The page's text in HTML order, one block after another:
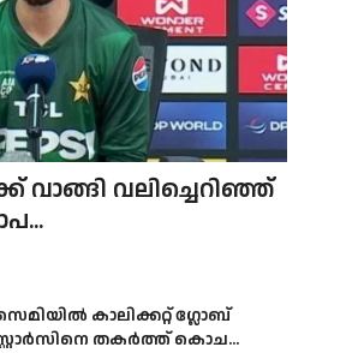
വാങ്ങി വലിച്ചെറിഞ്ഞ്
കാലിക്കറ്റ് ഗ്ലോബ്
തകർത്ത് കൊച...